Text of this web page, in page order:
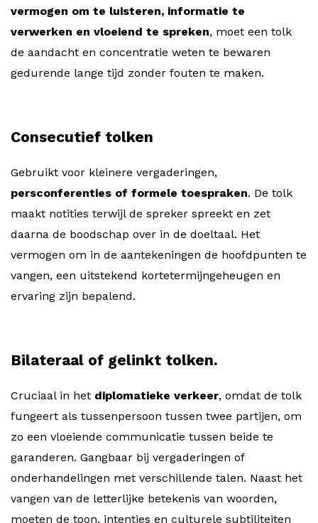
vermogen om te luisteren, informatie te
verwerken en vloeiend te spreken, moet een tolk
de aandacht en concentratie weten te bewaren
gedurende lange tijd zonder fouten te maken.
Consecutief tolken
Gebruikt voor kleinere vergaderingen,
persconferenties of formele toespraken. De tolk
maakt notities terwijl de spreker spreekt en zet
daarna de boodschap over in de doeltaal. Het
vermogen om in de aantekeningen de hoofdpunten te
vangen, een uitstekend kortetermijngeheugen en
ervaring zijn bepalend.
Bilateraal of gelinkt tolken.
Cruciaal in het diplomatieke verkeer, omdat de tolk
fungeert als tussenpersoon tussen twee partijen, om
zo een vloeiende communicatie tussen beide te
garanderen. Gangbaar bij vergaderingen of
onderhandelingen met verschillende talen. Naast het
vangen van de letterlijke betekenis van woorden,
moeten de toon, intenties en culturele subtiliteiten